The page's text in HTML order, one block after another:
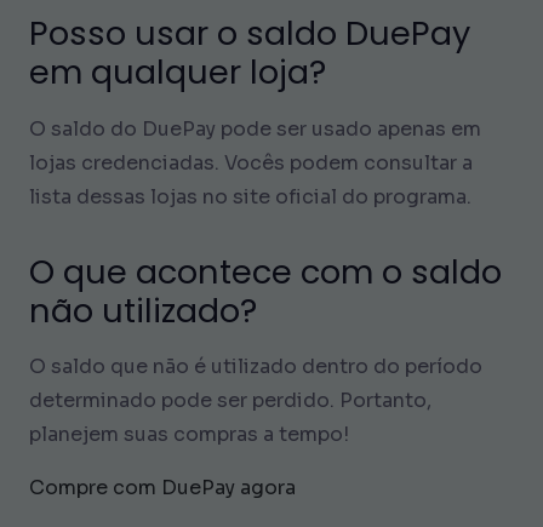
Posso usar o saldo DuePay
em qualquer loja?
O saldo do DuePay pode ser usado apenas em
lojas credenciadas. Vocês podem consultar a
lista dessas lojas no site oficial do programa.
O que acontece com o saldo
não utilizado?
O saldo que não é utilizado dentro do período
determinado pode ser perdido. Portanto,
planejem suas compras a tempo!
Compre com DuePay agora